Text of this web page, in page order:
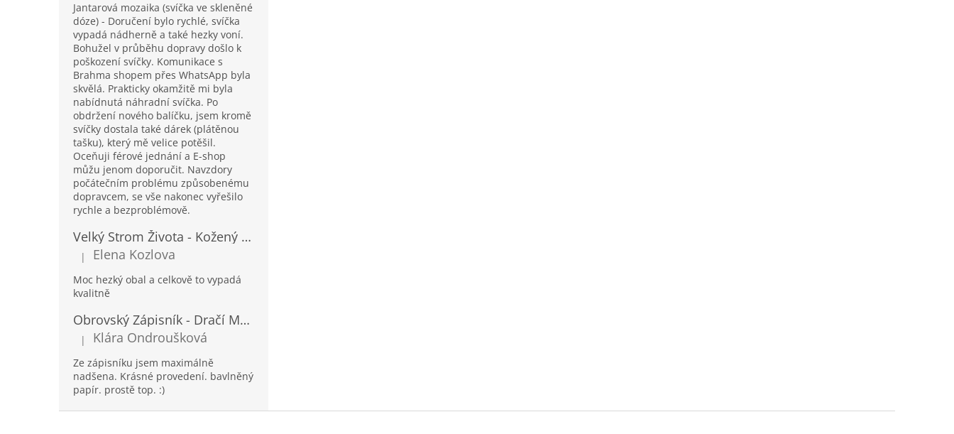
Jantarová mozaika (svíčka ve skleněné
dóze) - Doručení bylo rychlé, svíčka
vypadá nádherně a také hezky voní.
Bohužel v průběhu dopravy došlo k
poškození svíčky. Komunikace s
Brahma shopem přes WhatsApp byla
skvělá. Prakticky okamžitě mi byla
nabídnutá náhradní svíčka. Po
obdržení nového balíčku, jsem kromě
svíčky dostala také dárek (plátěnou
tašku), který mě velice potěšil.
Oceňuji férové jednání a E-shop
můžu jenom doporučit. Navzdory
počátečním problému způsobenému
dopravcem, se vše nakonec vyřešilo
rychle a bezproblémově.
Velký Strom Života - Kožený Zápisník se Šňůrkou a Kamínkem - 20x16x2cm - 160 Stran
Hodnocení produktu je 5 z 5 hvězdiček.
| Elena Kozlova
Moc hezký obal a celkově to vypadá
kvalitně
Obrovský Zápisník - Dračí Mandala s Chakra Kameny - 100 Stran - 25x34cm
Hodnocení produktu je 5 z 5 hvězdiček.
| Klára Ondroušková
Ze zápisníku jsem maximálně
nadšena. Krásné provedení. bavlněný
papír. prostě top. :)